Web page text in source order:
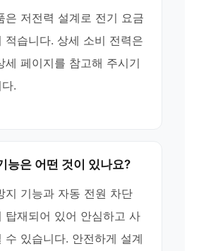
은 저전력 설계로 전기 요금
적습니다. 상세 소비 전력은
세 페이지를 참고해 주시기
.
능은 어떤 것이 있나요?
지 기능과 자동 전원 차단
탑재되어 있어 안심하고 사
수 있습니다. 안전하게 설계